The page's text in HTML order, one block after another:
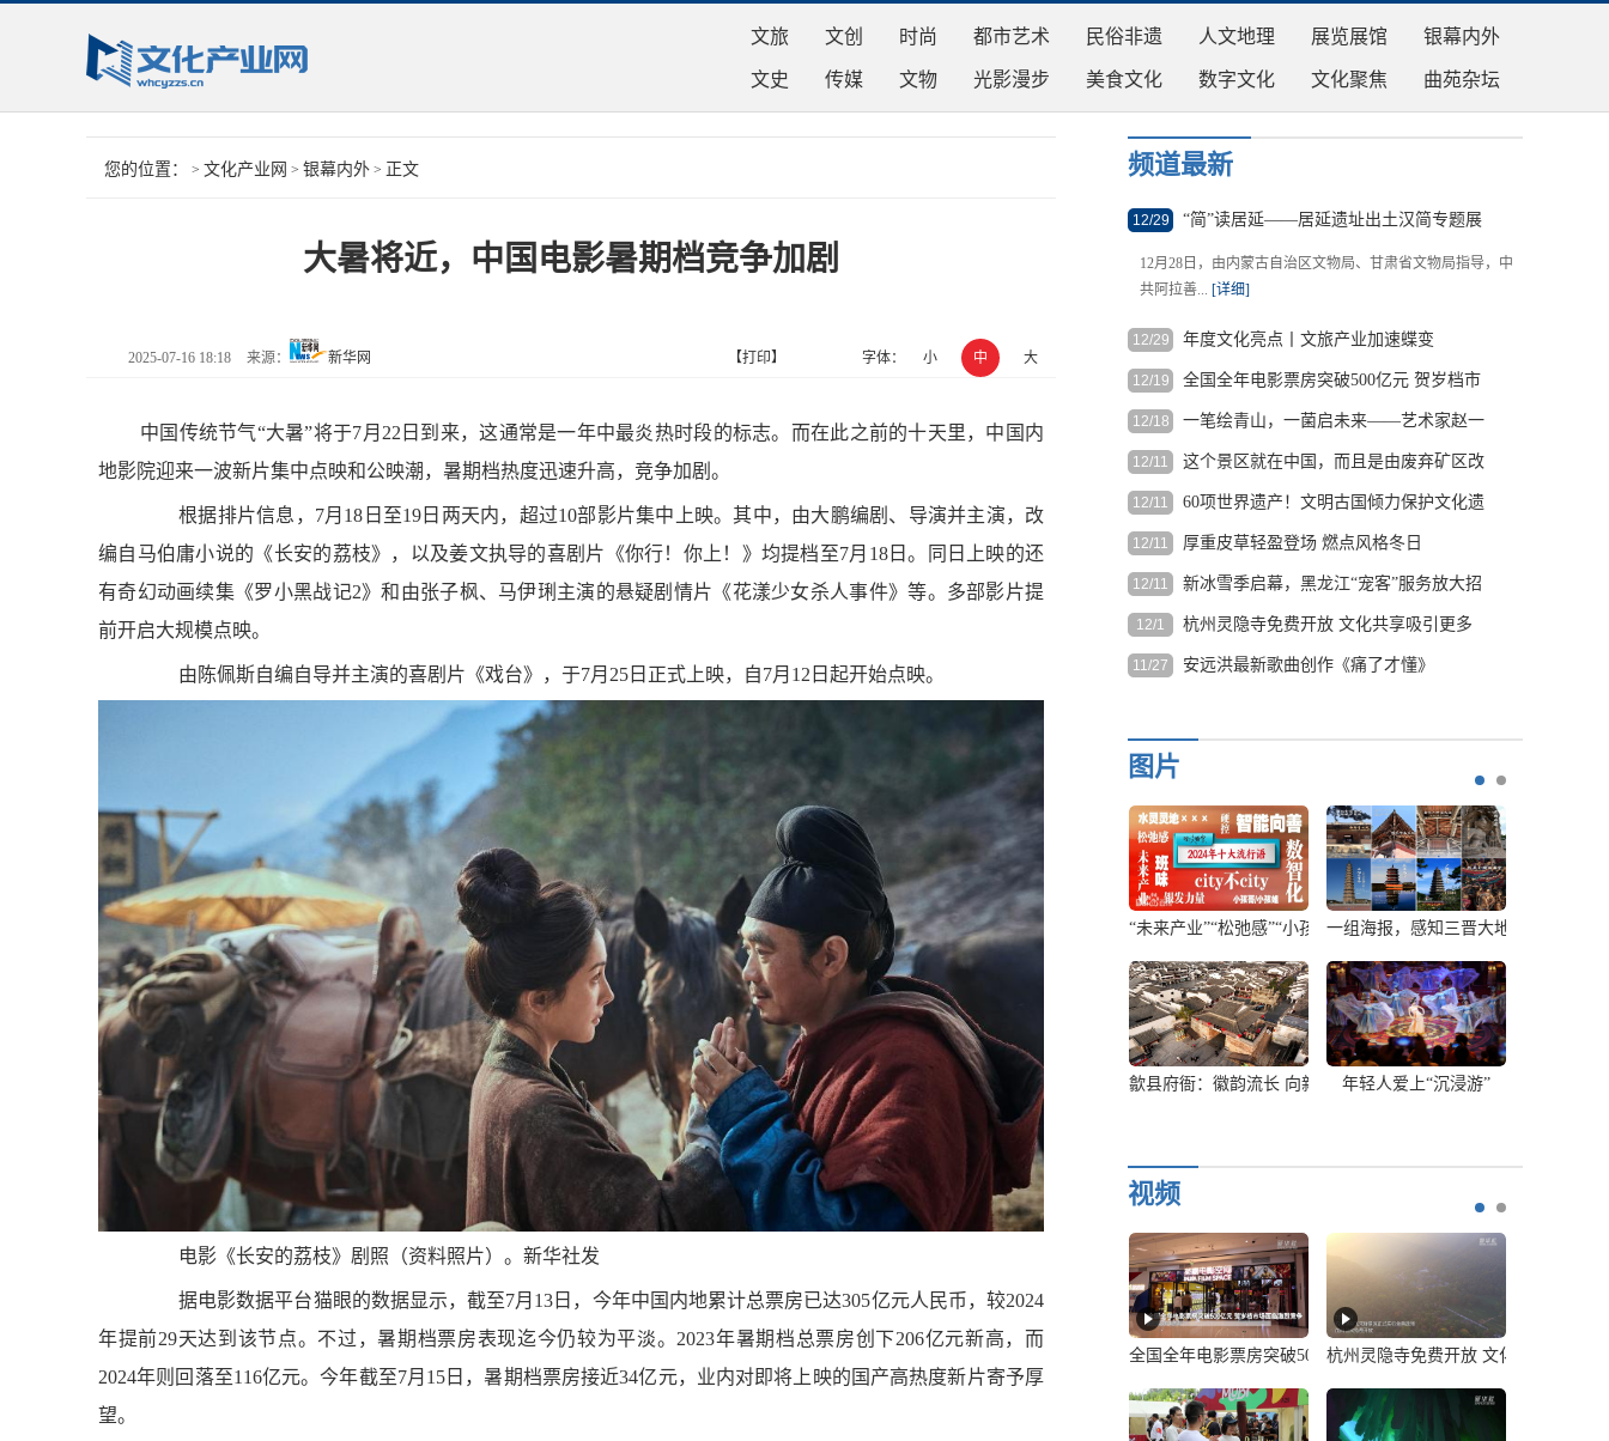
文旅 文创 时尚 都市艺术 民俗非遗 人文地理 展览展馆 银幕内外
文史 传媒 文物 光影漫步 美食文化 数字文化 文化聚焦 曲苑杂坛
您的位置： > 文化产业网 > 银幕内外 > 正文
大暑将近，中国电影暑期档竞争加剧
2025-07-16 18:18 来源： 新华网 字体： 小 中 大
【打印】
中国传统节气“大暑”将于7月22日到来，这通常是一年中最炎热时段的标志。而在此之前的十天里，中国内
地影院迎来一波新片集中点映和公映潮，暑期档热度迅速升高，竞争加剧。
根据排片信息，7月18日至19日两天内，超过10部影片集中上映。其中，由大鹏编剧、导演并主演，改
编自马伯庸小说的《长安的荔枝》，以及姜文执导的喜剧片《你行！你上！》均提档至7月18日。同日上映的还
有奇幻动画续集《罗小黑战记2》和由张子枫、马伊琍主演的悬疑剧情片《花漾少女杀人事件》等。多部影片提
前开启大规模点映。
由陈佩斯自编自导并主演的喜剧片《戏台》，于7月25日正式上映，自7月12日起开始点映。
电影《长安的荔枝》剧照（资料照片）。新华社发
据电影数据平台猫眼的数据显示，截至7月13日，今年中国内地累计总票房已达305亿元人民币，较2024
年提前29天达到该节点。不过，暑期档票房表现迄今仍较为平淡。2023年暑期档总票房创下206亿元新高，而
2024年则回落至116亿元。今年截至7月15日，暑期档票房接近34亿元，业内对即将上映的国产高热度新片寄予厚
望。
频道最新
12/29
“简”读居延——居延遗址出土汉简专题展
12月28日，由内蒙古自治区文物局、甘肃省文物局指导，中
共阿拉善... [详细]
12/29 年度文化亮点丨文旅产业加速蝶变
祖国西南，大山深处，冬日的阳光唤醒了黄岗村，也温暖了
第一拨进... [详细]
12/19
全国全年电影票房突破500亿元 贺岁档市
根据中国国家电影局统计，截至12月中
旬，2025年中国电影总票房已...[详细]
12/18
一笔绘青山，一菌启未来——艺术家赵一
著名艺术家赵一丁教授画作《圣泽松茸》郑重赠予圣泽松生
物集团 ...[详细]
12/11
这个景区就在中国，而且是由废弃矿区改
近日，一段关于中国江西上饶望仙谷美景
的视频在外网爆火，收获大...
12/11
60项世界遗产！文明古国倾力保护文化遗
“十五五”规划建议提出，推动文化遗产系统性保护和统...
细]
12/11 厚重皮草轻盈登场 燃点风格冬日
皮草这一在时尚长河中流淌了数千年的元素，随时代发展和
环保意... [详细]
12/11 新冰雪季启幕，黑龙江“宠客”服务放大招
11月25日，哈尔滨冰雪大世界和太阳岛雪
博会同时启动建设工作。前...
12/1
杭州灵隐寺免费开放 文化共享吸引更多
12月1日早上7时，冬日的晨光染亮北高峰
11/27 安远洪最新歌曲创作《痛了才懂》
雨...[详细]
图片
敦煌多个景区将免费开放 莫高窟开放洞窟增加至10个【文保会客厅】苏伯民：秉持“莫高精神”输出“敦煌经验”
“抢不到”的文创产品 两条线，看国庆假期小西天的口碑“逆转”
“未来产业”“松弛感”“小孩哥/小孩姐”入选一组海报，感知三晋大地的“文化密码”
歙县府衙：徽韵流长 向新而生 年轻人爱上“沉浸游”
敦煌多个景区将免费开放 莫高窟开放洞窟增加至10个
【文保会客厅】苏伯民：秉持“莫高精
“抢不到”的文创产品 两条线，看国庆假期小西天的口碑“逆
视频
全国全年电影票房突破500亿元 贺岁档市场面临激烈竞争
杭州灵隐寺免费开放 文化共享吸引更多目光北京：“非遗+旅游”解锁文旅融合新模式
拜年，有哪些大讲究？